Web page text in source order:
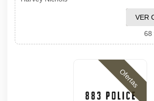
VER
68
Ofertas